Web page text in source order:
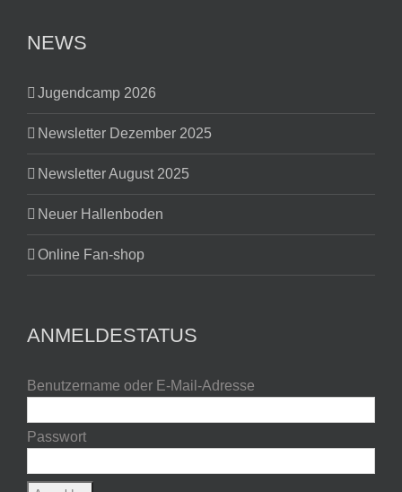
NEWS
Jugendcamp 2026
Newsletter Dezember 2025
Newsletter August 2025
Neuer Hallenboden
Online Fan-shop
ANMELDESTATUS
Benutzername oder E-Mail-Adresse
Passwort